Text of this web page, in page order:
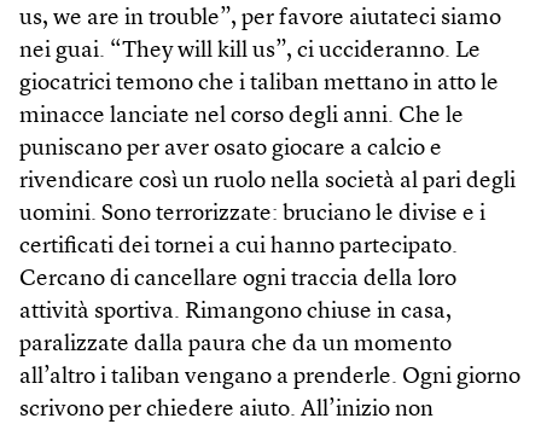
us, we are in trouble”, per favore aiutateci siamo
nei guai. “They will kill us”, ci uccideranno. Le
giocatrici temono che i taliban mettano in atto le
minacce lanciate nel corso degli anni. Che le
puniscano per aver osato giocare a calcio e
rivendicare così un ruolo nella società al pari degli
uomini. Sono terrorizzate: bruciano le divise e i
certificati dei tornei a cui hanno partecipato.
Cercano di cancellare ogni traccia della loro
attività sportiva. Rimangono chiuse in casa,
paralizzate dalla paura che da un momento
all’altro i taliban vengano a prenderle. Ogni giorno
scrivono per chiedere aiuto. All’inizio non